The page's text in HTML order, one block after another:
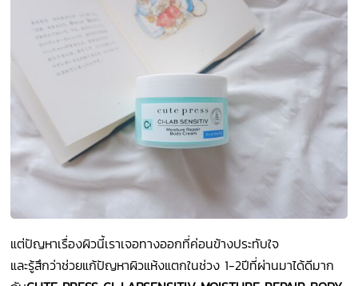
แต่ปัญหาเรื่องผิวนี้เราเจอทางออกที่ค่อนข้างประทับใจ
และรู้สึกว่าช่วยแก้ปัญหาผิวแห้งแตกในช่วง 1-2ปีที่ผ่านมาได้ดีมาก